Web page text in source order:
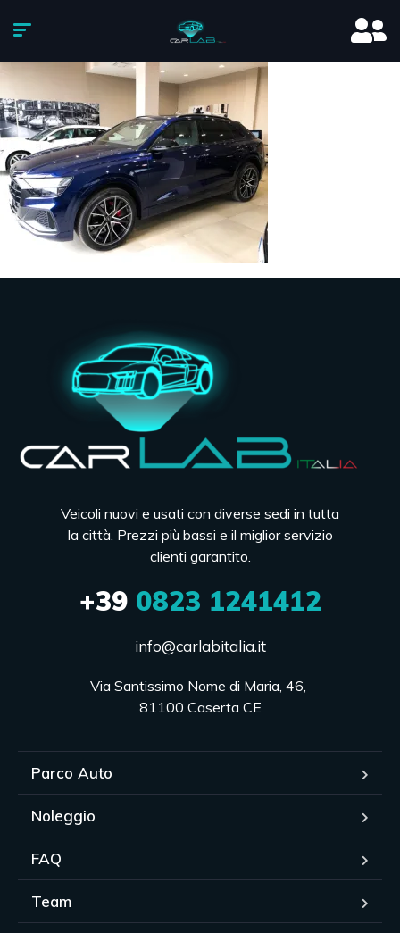
Veicoli nuovi e usati con diverse sedi in tutta
la città. Prezzi più bassi e il miglior servizio
clienti garantito.
+390823 1241412
info@carlabitalia.it
Via Santissimo Nome di Maria, 46,
81100 Caserta CE
Parco Auto
Noleggio
FAQ
Team